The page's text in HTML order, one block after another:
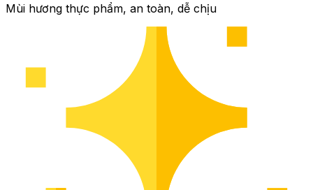
Mùi hương thực phẩm, an toàn, dễ chịu